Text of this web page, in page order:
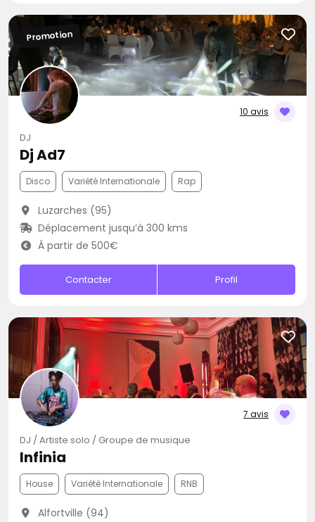
10 avis
Promotion
DJ
Dj Ad7
Disco Variété Internationale Rap
Luzarches (95)
Déplacement jusqu’à 300 kms
À partir de 500€
Contacter Profil
7 avis
DJ / Artiste solo / Groupe de musique
Infinia
House Variété Internationale RNB
Alfortville (94)